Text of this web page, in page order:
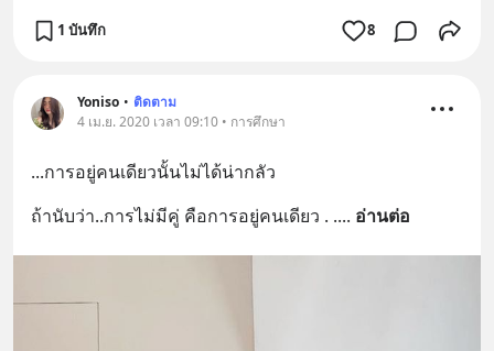
1 บันทึก 8
Yoniso • ติดตาม
4 เม.ย. 2020 เวลา 09:10 • การศึกษา
...การอยู่คนเดียวนั้นไม่ได้น่ากลัว
ถ้านับว่า..การไม่มีคู่ คือการอยู่คนเดียว . .... อ่านต่อ